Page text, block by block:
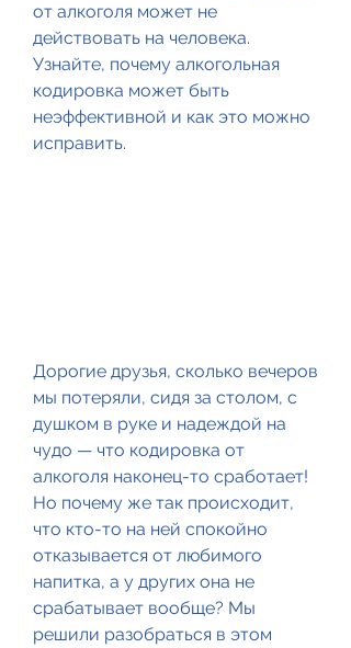
от алкоголя может не
действовать на человека.
Узнайте, почему алкогольная
кодировка может быть
неэффективной и как это можно
исправить.
Дорогие друзья, сколько вечеров
мы потеряли, сидя за столом, с
душком в руке и надеждой на
чудо — что кодировка от
алкоголя наконец-то сработает!
Но почему же так происходит,
что кто-то на ней спокойно
отказывается от любимого
напитка, а у других она не
срабатывает вообще? Мы
решили разобраться в этом